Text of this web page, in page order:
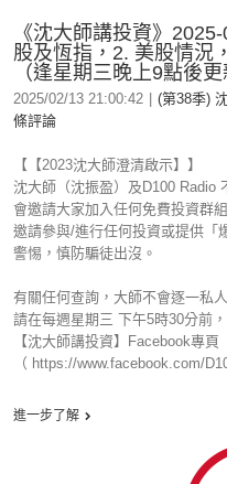
《沈大師講投資》
股及恆指，2. 美股情況
（逢星期三晚上9點後更
2025/02/13 21:00:42 (第38季)
條評論
【【2023沈大師澄清啟示】】
沈大師（沈振盈）及D100 Radio
會邀請大家加入任何免費投資群
邀請參與/進行任何投資或提供「
警惕，慎防騙徒出沒。
有關任何查詢，大師不會逐一私人
請在每週星期三 下午5時30分前
【沈大師講投資】Facebook專頁
（ https://www.facebook.com/
進一步了解